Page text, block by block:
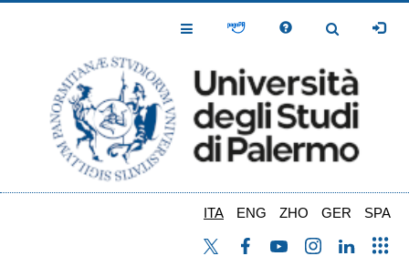
Toggle
Toggle
ITA ENG ZHO GER SPA